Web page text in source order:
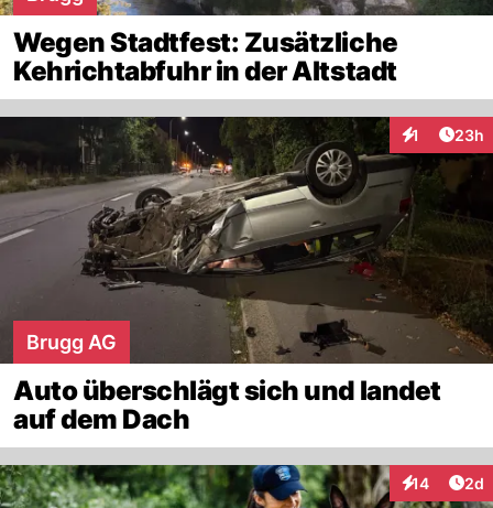
Wegen Stadtfest: Zusätzliche
Kehrichtabfuhr in der Altstadt
1
Interaktionen
23h
Brugg AG
Auto überschlägt sich und landet
auf dem Dach
14
Interaktionen
2d